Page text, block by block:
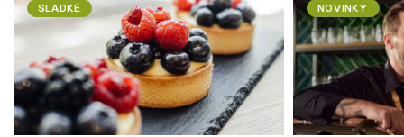
SLADKÉ NOVINKY